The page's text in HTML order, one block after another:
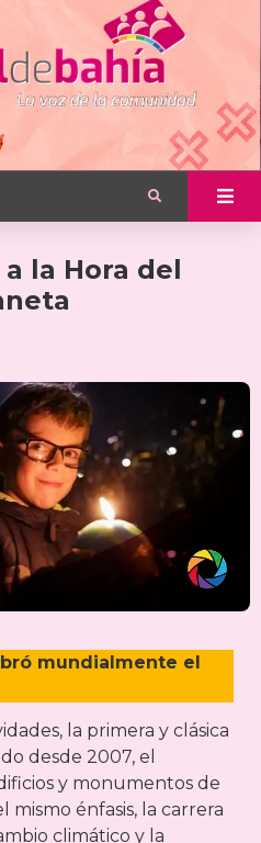
la Hora del
mundialmente el
la primera y clásica
desde 2007, el
y monumentos de
mismo énfasis, la carrera
climático y la